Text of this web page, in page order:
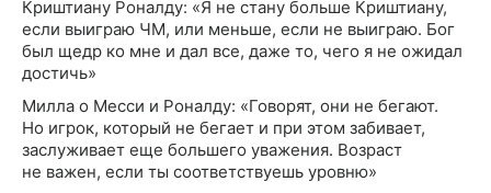
Криштиану Роналду: «Я не стану больше Криштиану,
если выиграю ЧМ, или меньше, если не выиграю. Бог
был щедр ко мне и дал все, даже то, чего я не ожидал
достичь»
Милла о Месси и Роналду: «Говорят, они не бегают.
Но игрок, который не бегает и при этом забивает,
заслуживает еще большего уважения. Возраст
не важен, если ты соответствуешь уровню»